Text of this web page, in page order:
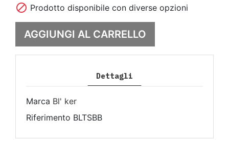
 Prodotto disponibile con diverse opzioni
AGGIUNGI AL CARRELLO
Dettagli
Marca Bl' ker
Riferimento BLTSBB